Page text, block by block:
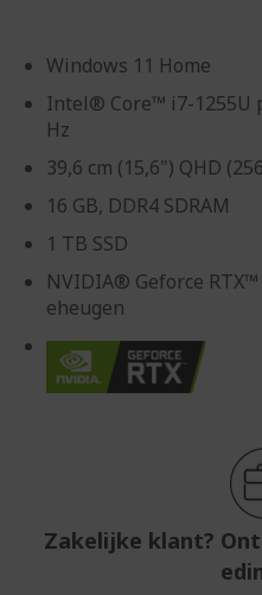
Windows 11 Home
Intel® Core™ i7-1255U
Hz
39,6 cm (15,6") QHD
16 GB, DDR4 SDRAM
1 TB SSD
NVIDIA® Geforce
eheugen
Zakelijke klant?